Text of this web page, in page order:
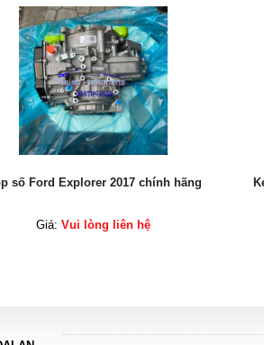
Explorer 2017 chính hãng
Vui lòng liên hệ
Két